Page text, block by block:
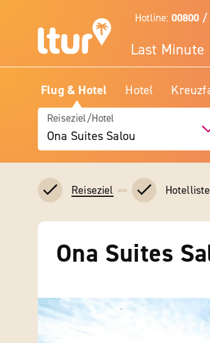
Hotline: 00800 /
Last Minute
Flug & Hotel Hotel
Reiseziel/Hotel
Ona Suites Salou
Reiseziel Hotelliste
Ona Suites